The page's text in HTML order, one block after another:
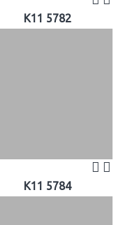
K11 5782
K11 5784